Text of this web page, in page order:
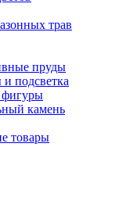
трав
пруды
подсветка
камень
товары